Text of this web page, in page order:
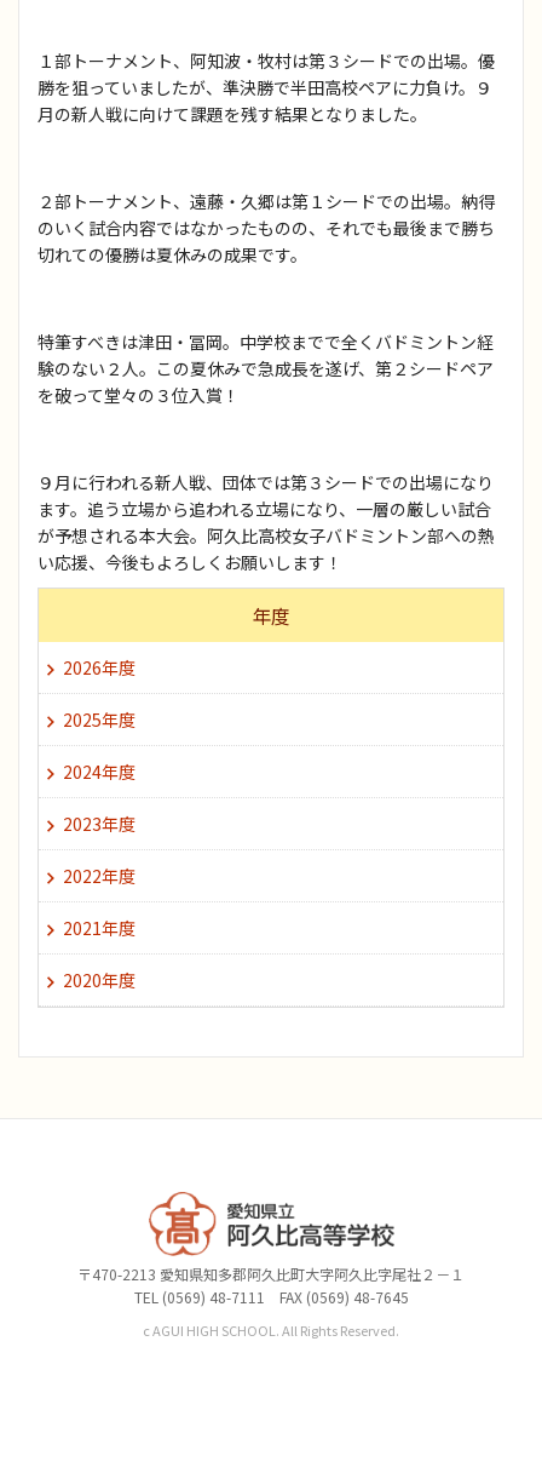
１部トーナメント、阿知波・牧村は第３シードでの出場。優
勝を狙っていましたが、準決勝で半田高校ペアに力負け。９
月の新人戦に向けて課題を残す結果となりました。
２部トーナメント、遠藤・久郷は第１シードでの出場。納得
のいく試合内容ではなかったものの、それでも最後まで勝ち
切れての優勝は夏休みの成果です。
特筆すべきは津田・冨岡。中学校までで全くバドミントン経
験のない２人。この夏休みで急成長を遂げ、第２シードペア
を破って堂々の３位入賞！
９月に行われる新人戦、団体では第３シードでの出場になり
ます。追う立場から追われる立場になり、一層の厳しい試合
が予想される本大会。阿久比高校女子バドミントン部への熱
い応援、今後もよろしくお願いします！
年度
2026年度
2025年度
2024年度
2023年度
2022年度
2021年度
2020年度
〒470-2213 愛知県知多郡阿久比町大字阿久比字尾社２－１
TEL (0569) 48-7111 FAX (0569) 48-7645
c AGUI HIGH SCHOOL. All Rights Reserved.